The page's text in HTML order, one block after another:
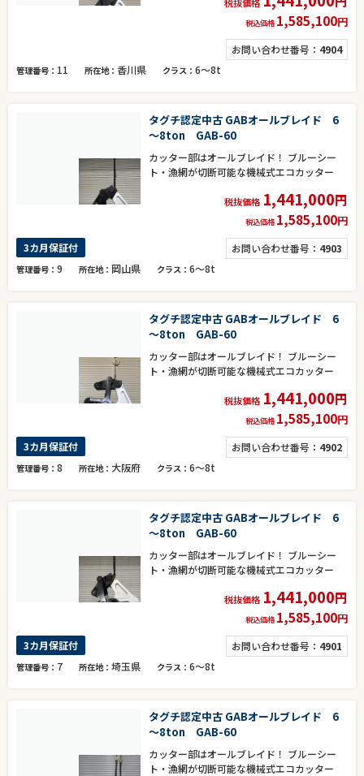
税込価格 1,585,100円
お問い合わせ番号： 4904
管理番号 11 所在地 香川県 クラス 6～8t
タグチ認定中古 GABオールブレイド 6
～8ton GAB-60
カッター部はオールブレイド！ ブルーシー
ト・漁網が切断可能な機械式エコカッター
税抜価格 1,441,000円
税込価格 1,585,100円
お問い合わせ番号： 4903
3カ月保証付
管理番号 9 所在地 岡山県 クラス 6～8t
タグチ認定中古 GABオールブレイド 6
～8ton GAB-60
カッター部はオールブレイド！ ブルーシー
ト・漁網が切断可能な機械式エコカッター
税抜価格 1,441,000円
税込価格 1,585,100円
お問い合わせ番号： 4902
3カ月保証付
管理番号 8 所在地 大阪府 クラス 6～8t
タグチ認定中古 GABオールブレイド 6
～8ton GAB-60
カッター部はオールブレイド！ ブルーシー
ト・漁網が切断可能な機械式エコカッター
税抜価格 1,441,000円
税込価格 1,585,100円
お問い合わせ番号： 4901
3カ月保証付
管理番号 7 所在地 埼玉県 クラス 6～8t
タグチ認定中古 GABオールブレイド 6
～8ton GAB-60
カッター部はオールブレイド！ ブルーシー
ト・漁網が切断可能な機械式エコカッター